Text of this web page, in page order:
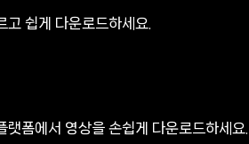
고 쉽게 다운로드하세요.
랫폼에서 영상을 손쉽게 다운로드하세요.